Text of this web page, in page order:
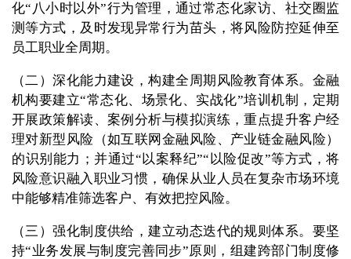
化“八小时以外”行为管理，通过常态化家访、社交圈监
测等方式，及时发现异常行为苗头，将风险防控延伸至
员工职业全周期。
（二）深化能力建设，构建全周期风险教育体系。金融
机构要建立“常态化、场景化、实战化”培训机制，定期
开展政策解读、案例分析与模拟演练，重点提升客户经
理对新型风险（如互联网金融风险、产业链金融风险）
的识别能力；并通过“以案释纪”“以险促改”等方式，将
风险意识融入职业习惯，确保从业人员在复杂市场环境
中能够精准筛选客户、有效把控风险。
（三）强化制度供给，建立动态迭代的规则体系。要坚
持“业务发展与制度完善同步”原则，组建跨部门制度修